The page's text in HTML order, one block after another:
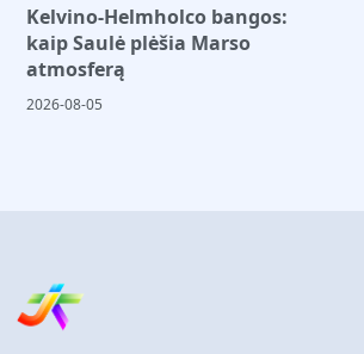
Kelvino-Helmholco bangos:
kaip Saulė plėšia Marso
atmosferą
2026-08-05